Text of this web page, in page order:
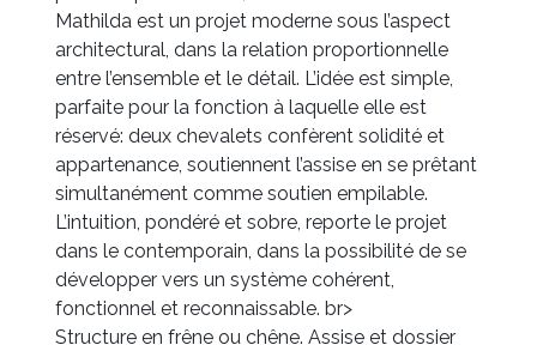
Mathilda est un projet moderne sous l’aspect
architectural, dans la relation proportionnelle
entre l’ensemble et le détail. L’idée est simple,
parfaite pour la fonction à laquelle elle est
réservé: deux chevalets confèrent solidité et
appartenance, soutiennent l’assise en se prêtant
simultanément comme soutien empilable.
L’intuition, pondéré et sobre, reporte le projet
dans le contemporain, dans la possibilité de se
développer vers un système cohérent,
fonctionnel et reconnaissable. br>
Structure en frêne ou chêne. Assise et dossier